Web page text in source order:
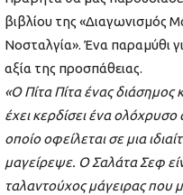
βιβλίου της «Διαγωνισμός
Νοσταλγία». Ένα παραμύθι
αξία της προσπάθειας.
«Ο Πίτα Πίτα ένας διάσημος
έχει κερδίσει ένα ολόχρυσο
οποίο οφείλεται σε μια
μαγείρεψε. Ο Σαλάτα Σεφ
ταλαντούχος μάγειρας που